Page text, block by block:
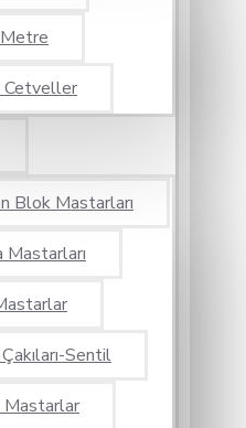
Cetveller
Blok Mastarları
Mastarları
Sentil
Mastarlar